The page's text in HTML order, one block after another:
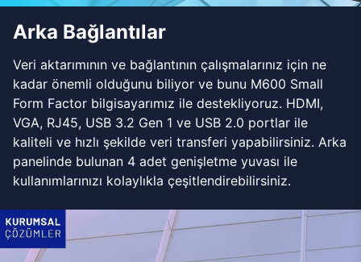
Arka Bağlantılar
Veri aktarımının ve bağlantının çalışmalarınız için ne
kadar önemli olduğunu biliyor ve bunu M600 Small
Form Factor bilgisayarımız ile destekliyoruz. HDMI,
VGA, RJ45, USB 3.2 Gen 1 ve USB 2.0 portlar ile
kaliteli ve hızlı şekilde veri transferi yapabilirsiniz. Arka
panelinde bulunan 4 adet genişletme yuvası ile
kullanımlarınızı kolaylıkla çeşitlendirebilirsiniz.